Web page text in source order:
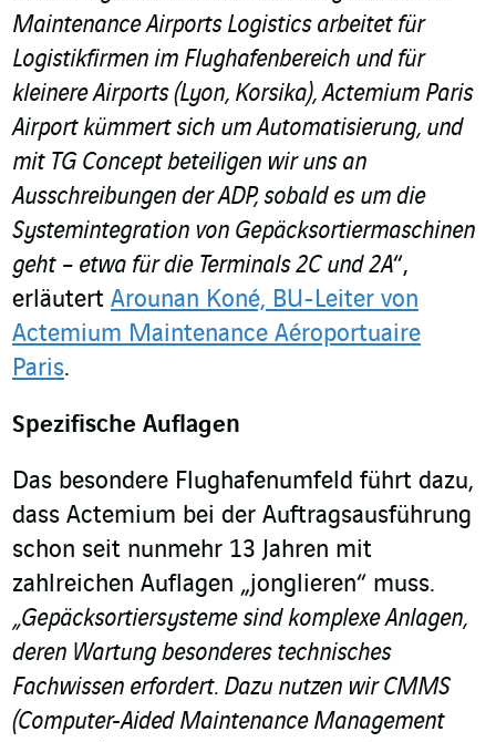
Maintenance Airports Logistics arbeitet für
Logistikfirmen im Flughafenbereich und für
kleinere Airports (Lyon, Korsika), Actemium Paris
Airport kümmert sich um Automatisierung, und
mit TG Concept beteiligen wir uns an
Ausschreibungen der ADP, sobald es um die
Systemintegration von Gepäcksortiermaschinen
geht – etwa für die Terminals 2C und 2A“,
erläutert Arounan Koné, BU-Leiter von
Actemium Maintenance Aéroportuaire
Paris.
Spezifische Auflagen
Das besondere Flughafenumfeld führt dazu,
dass Actemium bei der Auftragsausführung
schon seit nunmehr 13 Jahren mit
zahlreichen Auflagen „jonglieren“ muss.
„Gepäcksortiersysteme sind komplexe Anlagen,
deren Wartung besonderes technisches
Fachwissen erfordert. Dazu nutzen wir CMMS
(Computer-Aided Maintenance Management